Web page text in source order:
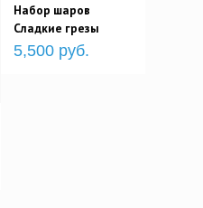
Набор шаров
Сладкие грезы
5,500 руб.